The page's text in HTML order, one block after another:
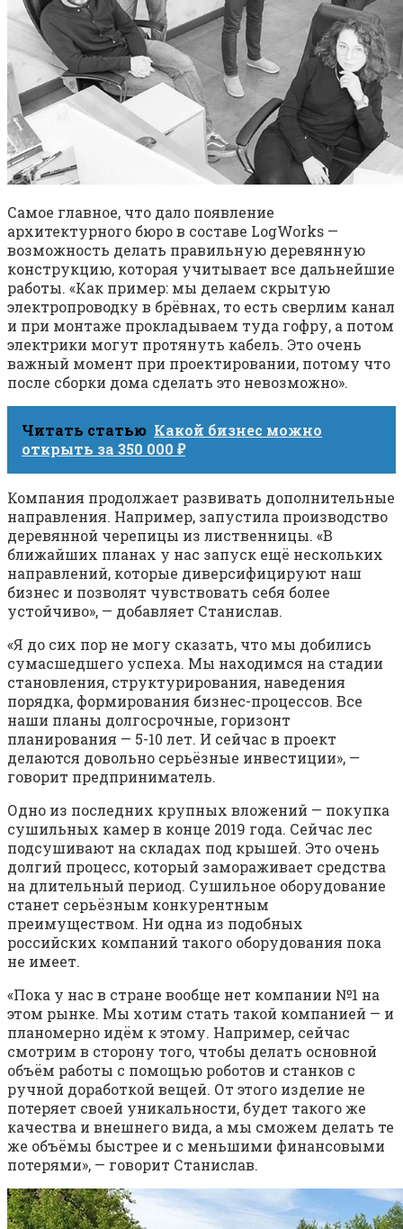
Самое главное, что дало появление
архитектурного бюро в составе LogWorks —
возможность делать правильную деревянную
конструкцию, которая учитывает все дальнейшие
работы. «Как пример: мы делаем скрытую
электропроводку в брёвнах, то есть сверлим канал
и при монтаже прокладываем туда гофру, а потом
электрики могут протянуть кабель. Это очень
важный момент при проектировании, потому что
после сборки дома сделать это невозможно».
Читать статью Какой бизнес можно
открыть за 350 000 ₽
Компания продолжает развивать дополнительные
направления. Например, запустила производство
деревянной черепицы из лиственницы. «В
ближайших планах у нас запуск ещё нескольких
направлений, которые диверсифицируют наш
бизнес и позволят чувствовать себя более
устойчиво», — добавляет Станислав.
«Я до сих пор не могу сказать, что мы добились
сумасшедшего успеха. Мы находимся на стадии
становления, структурирования, наведения
порядка, формирования бизнес-процессов. Все
наши планы долгосрочные, горизонт
планирования — 5-10 лет. И сейчас в проект
делаются довольно серьёзные инвестиции», —
говорит предприниматель.
Одно из последних крупных вложений — покупка
сушильных камер в конце 2019 года. Сейчас лес
подсушивают на складах под крышей. Это очень
долгий процесс, который замораживает средства
на длительный период. Сушильное оборудование
станет серьёзным конкурентным
преимуществом. Ни одна из подобных
российских компаний такого оборудования пока
не имеет.
«Пока у нас в стране вообще нет компании №1 на
этом рынке. Мы хотим стать такой компанией — и
планомерно идём к этому. Например, сейчас
смотрим в сторону того, чтобы делать основной
объём работы с помощью роботов и станков с
ручной доработкой вещей. От этого изделие не
потеряет своей уникальности, будет такого же
качества и внешнего вида, а мы сможем делать те
же объёмы быстрее и с меньшими финансовыми
потерями», — говорит Станислав.